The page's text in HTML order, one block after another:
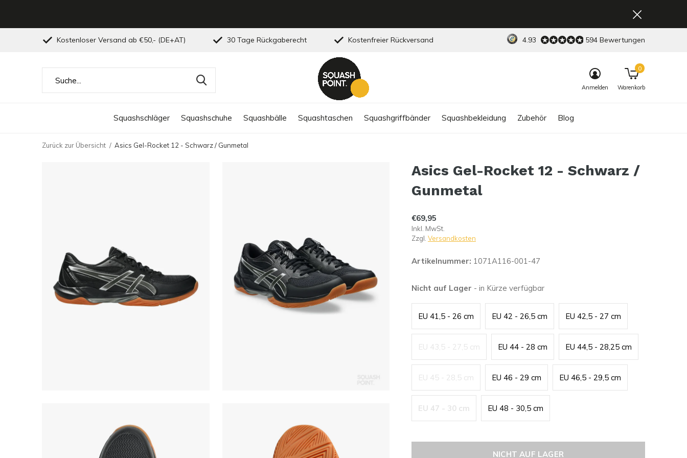
Squashschläger Squashschuhe Squashbälle Squashtaschen Squashgriffbänder Squashbekleidung Zubehör Blog
Anmelden Warenkorb
0
Kostenloser Versand ab €50,- (DE+AT) 30 Tage Rückgaberecht Kostenfreier Rückversand 4.93 594 Bewertungen
Zurück zur Übersicht Asics Gel-Rocket 12 - Schwarz / Gunmetal
Asics Gel-Rocket 12 - Schwarz /
Gunmetal
€69,95
Inkl. MwSt.
Zzgl. Versandkosten
Artikelnummer: 1071A116-001-47
Nicht auf Lager - in Kürze verfügbar
EU 41,5 - 26 cm EU 42 - 26,5 cm EU 42,5 - 27 cm
EU 43,5 - 27,5 cm EU 44 - 28 cm EU 44,5 - 28,25 cm
EU 45 - 28,5 cm EU 46 - 29 cm EU 46,5 - 29,5 cm
EU 47 - 30 cm EU 48 - 30,5 cm
NICHT AUF LAGER